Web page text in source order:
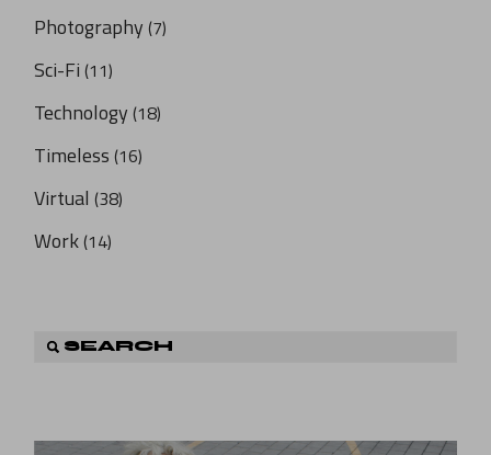
Photography (7)
Sci-Fi (11)
Technology (18)
Timeless (16)
Virtual (38)
Work(14)